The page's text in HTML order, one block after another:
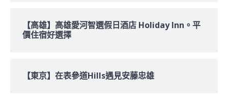
【高雄】高雄愛河智選假日酒店 Holiday Inn。平
價住宿好選擇
【東京】在表參道Hills遇見安藤忠雄